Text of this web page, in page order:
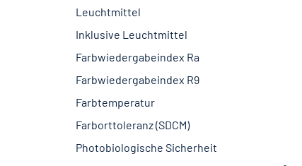
Leuchtmittel
Inklusive Leuchtmittel
Farbwiedergabeindex Ra
Farbwiedergabeindex R9
Farbtemperatur
Farborttoleranz (SDCM)
Photobiologische Sicherheit